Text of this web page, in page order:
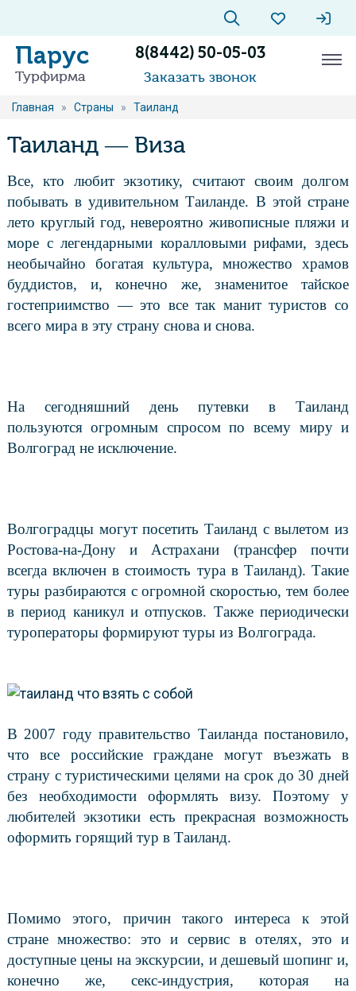
Парус
Турфирма
8(8442) 50-05-03
Заказать звонок
Главная » Страны » Таиланд
Таиланд — Виза
Все, кто любит экзотику, считают своим долгом
побывать в удивительном Таиланде. В этой стране
лето круглый год, невероятно живописные пляжи и
море с легендарными коралловыми рифами, здесь
необычайно богатая культура, множество храмов
буддистов, и, конечно же, знаменитое тайское
гостеприимство — это все так манит туристов со
всего мира в эту страну снова и снова.
На сегодняшний день путевки в Таиланд
пользуются огромным спросом по всему миру и
Волгоград не исключение.
Волгоградцы могут посетить Таиланд с вылетом из
Ростова-на-Дону и Астрахани (трансфер почти
всегда включен в стоимость тура в Таиланд). Такие
туры разбираются с огромной скоростью, тем более
в период каникул и отпусков. Также периодически
туроператоры формируют туры из Волгограда.
В 2007 году правительство Таиланда постановило,
что все российские граждане могут въезжать в
страну с туристическими целями на срок до 30 дней
без необходимости оформлять визу. Поэтому у
любителей экзотики есть прекрасная возможность
оформить горящий тур в Таиланд.
Помимо этого, причин такого интереса к этой
стране множество: это и сервис в отелях, это и
доступные цены на экскурсии, и дешевый шопинг и,
конечно же, секс-индустрия, которая на